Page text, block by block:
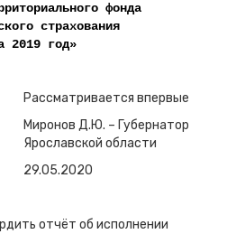
фонда
страхования
2019 год»
Рассматривается впервые
Миронов Д.Ю. – Губернатор
Ярославской области
29.05.2020
отчёт об исполнении